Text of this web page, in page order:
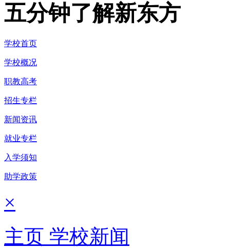
五分钟了解新东方
学校首页
学校概况
职教高考
招生专栏
新闻资讯
就业专栏
入学须知
助学政策
×
主页 学校新闻